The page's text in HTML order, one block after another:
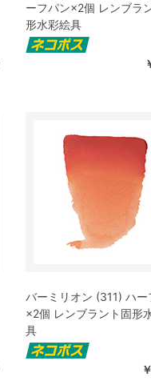
ーフパン×2個 レンブラ
形水彩絵具
バーミリオン (311) ハー
×2個 レンブラント固形
具